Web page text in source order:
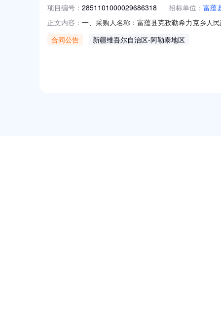
项目编号： 2851101000029686318 招标单位： 富蕴
正文内容： 一、采购人名称：富蕴县克孜勒希力克乡人
联想LT2451H粉盒原装黑色墨粉盒适配
合同公告 新疆维吾尔自治区-阿勒泰地区